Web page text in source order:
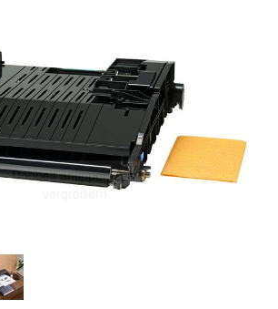
Doppelt antippen zum
vergrößern